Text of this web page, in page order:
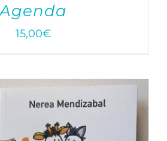
15,00€